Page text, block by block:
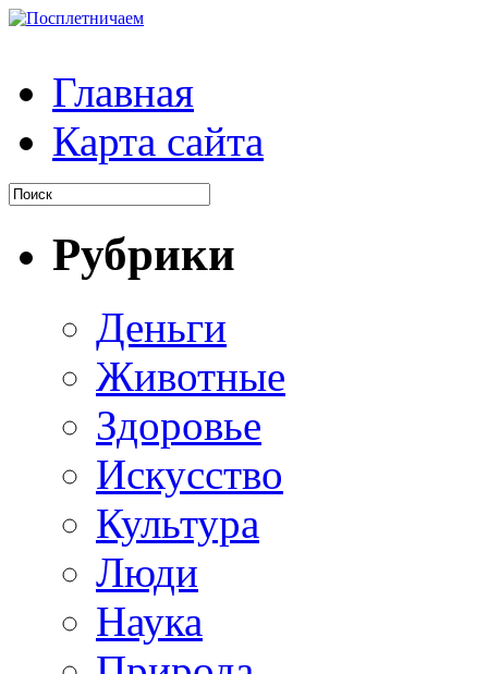
Главная
Карта сайта
Рубрики
Деньги
Животные
Здоровье
Искусство
Культура
Люди
Наука